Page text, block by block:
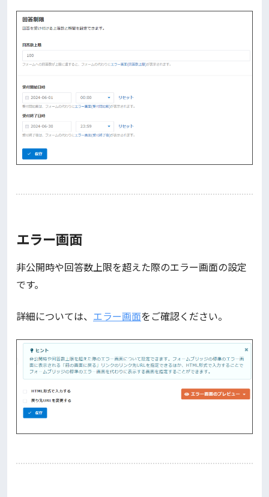
エラー画面
非公開時や回答数上限を超えた際のエラー画面の設定
です。
詳細については、 エラー画面をご確認ください。